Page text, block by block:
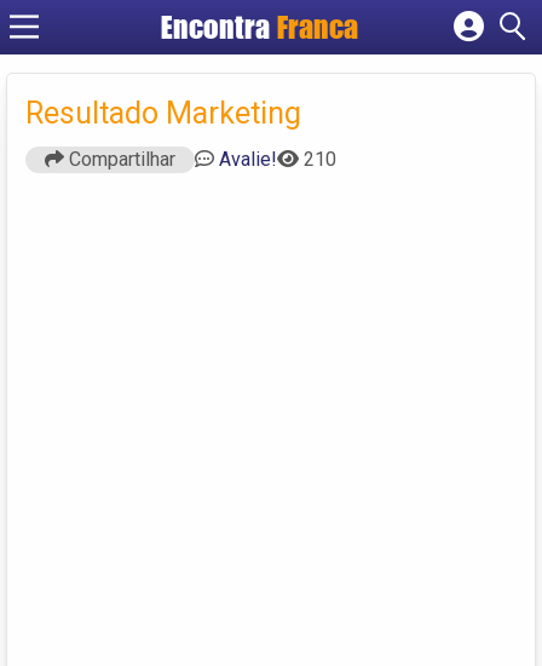
Encontra Franca
Cadastrar empresa
Criar conta
Resultado Marketing
Compartilhar Avalie! 210